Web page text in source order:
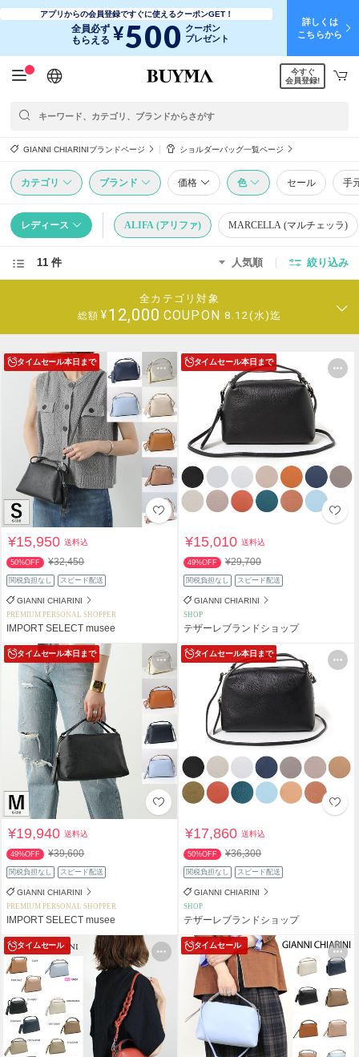
アプリからの会員登録ですぐに使えるクーポンGET！
全員必ず
もらえる ¥500 クーポン
プレゼント
詳しくは
こちらから
日本語
English
简体中文
繁體中文
今すぐ
会員登録!
GIANNI CHIARINIブランドページ ショルダーバッグ一覧ページ
カテゴリ ブランド 価格 色 セール 手
レディース ALIFA (アリファ) MARCELLA (マルチェッラ)
11 件 人気順 絞り込み
全カテゴリ対象
総額 ¥12,000 COUPON 8.12(水)迄
タイムセール本日まで
¥15,950送料込
50%OFF ¥32,450
関税負担なし スピード配送
GIANNI CHIARINI
PREMIUM PERSONAL SHOPPER
IMPORT SELECT musee
タイムセール本日まで
¥15,010送料込
49%OFF ¥29,700
関税負担なし スピード配送
GIANNI CHIARINI
SHOP
テザーレブランドショップ
タイムセール本日まで
¥19,940送料込
49%OFF ¥39,600
関税負担なし スピード配送
GIANNI CHIARINI
PREMIUM PERSONAL SHOPPER
IMPORT SELECT musee
タイムセール本日まで
¥17,860送料込
50%OFF ¥36,300
関税負担なし スピード配送
GIANNI CHIARINI
SHOP
テザーレブランドショップ
タイムセール タイムセール